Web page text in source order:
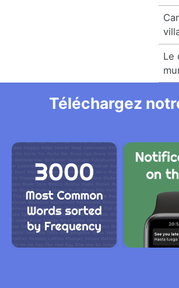
Le
Téléchargez